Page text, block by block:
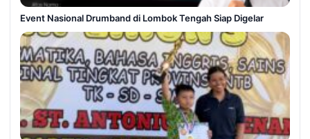
Event Nasional Drumband di Lombok Tengah Siap Digelar